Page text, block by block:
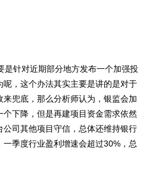
针对近期部分地方发布一个加强投
，这个办法其实主要是讲的是对于
兜底，那么分析师认为，银监会加
下降，但是再建项目资金需求依然
司其他项目守信，总体还维持银行
季度行业盈利增速会超过30%，总